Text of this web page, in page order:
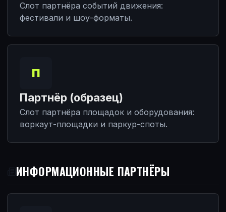
Слот партнёра событий движения:
фестивали и шоу-форматы.
П
Партнёр (образец)
Слот партнёра площадок и оборудования:
воркаут-площадки и паркур-споты.
ИНФОРМАЦИОННЫЕ ПАРТНЁРЫ